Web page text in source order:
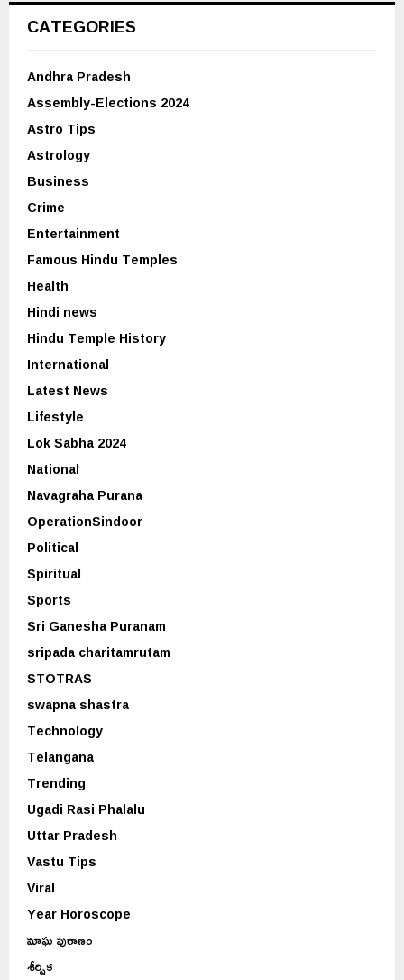
CATEGORIES
Andhra Pradesh
Assembly-Elections 2024
Astro Tips
Astrology
Business
Crime
Entertainment
Famous Hindu Temples
Health
Hindi news
Hindu Temple History
International
Latest News
Lifestyle
Lok Sabha 2024
National
Navagraha Purana
OperationSindoor
Political
Spiritual
Sports
Sri Ganesha Puranam
sripada charitamrutam
STOTRAS
swapna shastra
Technology
Telangana
Trending
Ugadi Rasi Phalalu
Uttar Pradesh
Vastu Tips
Viral
Year Horoscope
మాఘ పురాణం
శీర్షిక